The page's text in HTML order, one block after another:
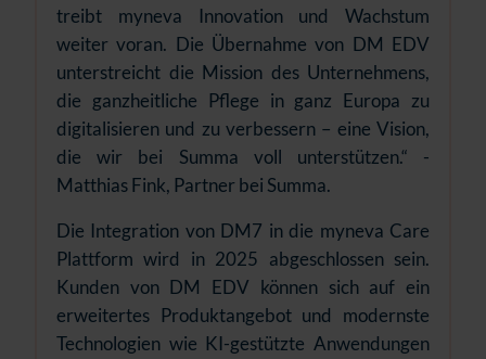
treibt myneva Innovation und Wachstum
weiter voran. Die Übernahme von DM EDV
unterstreicht die Mission des Unternehmens,
die ganzheitliche Pflege in ganz Europa zu
digitalisieren und zu verbessern – eine Vision,
die wir bei Summa voll unterstützen.“ -
Matthias Fink, Partner bei Summa.
Die Integration von DM7 in die myneva Care
Plattform wird in 2025 abgeschlossen sein.
Kunden von DM EDV können sich auf ein
erweitertes Produktangebot und modernste
Technologien wie KI-gestützte Anwendungen